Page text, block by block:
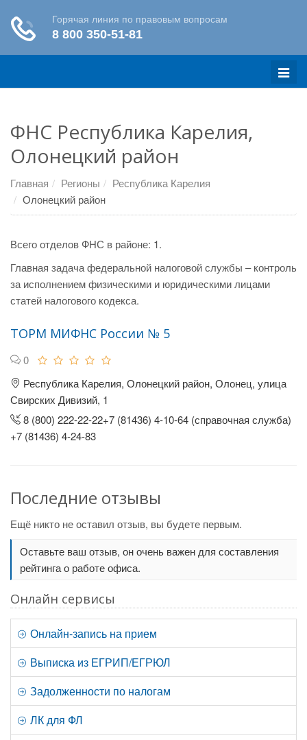
Меню
ФНС Республика Карелия,
Олонецкий район
Главная Регионы
Республика Карелия
Олонецкий район
Всего отделов ФНС в районе: 1.
Главная задача федеральной налоговой службы – контроль
за исполнением физическими и юридическими лицами
статей налогового кодекса.
ТОРМ МИФНС России № 5
0
Республика Карелия, Олонецкий район, Олонец, улица
Свирских Дивизий, 1
8 (800) 222-22-22+7 (81436) 4-10-64 (справочная служба)
+7 (81436) 4-24-83
Последние отзывы
Ещё никто не оставил отзыв, вы будете первым.
Оставьте ваш отзыв, он очень важен для составления
рейтинга о работе офиса.
Онлайн сервисы
Онлайн-запись на прием
Выписка из ЕГРИП/ЕГРЮЛ
Задолженности по налогам
ЛК для ФЛ